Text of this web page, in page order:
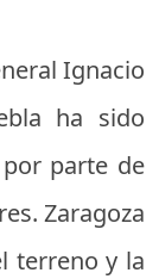
Ignacio
ha sido
parte de
Zaragoza
terreno y la